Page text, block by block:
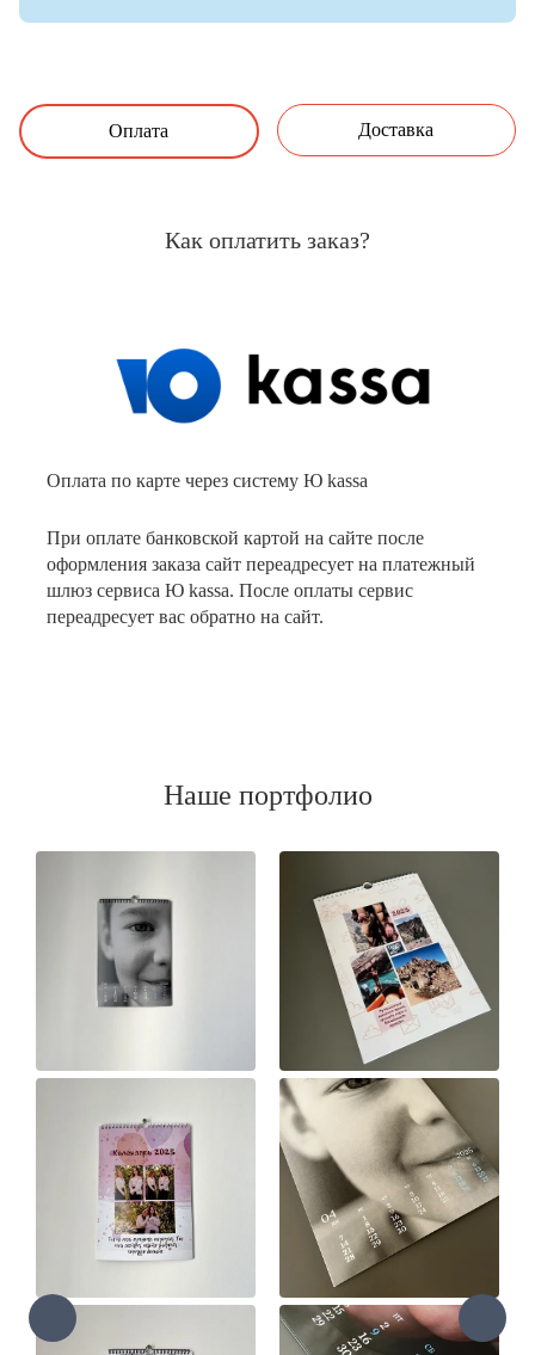
Оплата Доставка
Как оплатить заказ?
Оплата по карте через систему Ю kassa
При оплате банковской картой на сайте после
оформления заказа сайт переадресует на платежный
шлюз сервиса Ю kassa. После оплаты сервис
переадресует вас обратно на сайт.
Наше портфолио